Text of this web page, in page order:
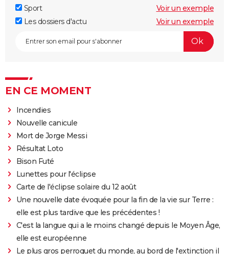
Sport
Voir un exemple
Les dossiers d'actu
Voir un exemple
EN CE MOMENT
Incendies
Nouvelle canicule
Mort de Jorge Messi
Résultat Loto
Bison Futé
Lunettes pour l'éclipse
Carte de l'éclipse solaire du 12 août
Une nouvelle date évoquée pour la fin de la vie sur Terre :
elle est plus tardive que les précédentes !
C'est la langue qui a le moins changé depuis le Moyen Âge,
elle est européenne
Le plus gros perroquet du monde, au bord de l'extinction il